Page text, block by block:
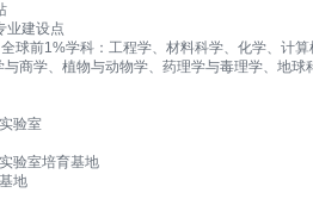
业建设点
球前1%学科：工程学、材料科学、化学、计
商学、植物与动物学、药理学与毒理学、地球
验室
验室培育基地
地